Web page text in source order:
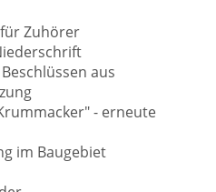
Zuhörer
aus
- erneute
im Baugebiet